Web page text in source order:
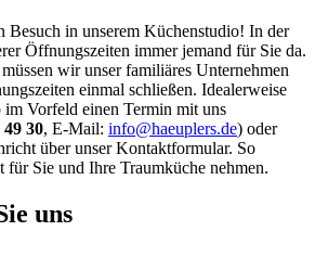
Besuch in unserem Küchenstudio! In der
Öffnungszeiten immer jemand für Sie da.
wir unser familiäres Unternehmen
einmal schließen. Idealerweise
im Vorfeld einen Termin mit uns
49 30, E-Mail: info@haeuplers.de) oder
über unser Kontaktformular. So
Sie und Ihre Traumküche nehmen.
uns